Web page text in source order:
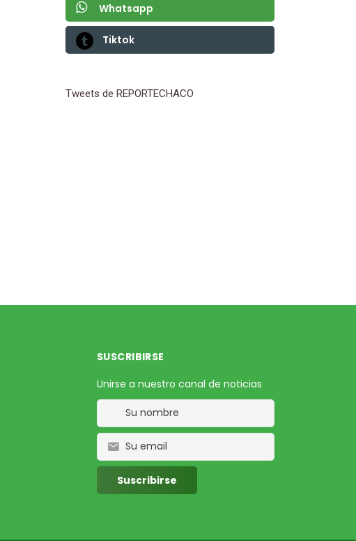
Whatsapp
Tiktok
Tweets de REPORTECHACO
SUSCRIBIRSE
Unirse a nuestro canal de noticias